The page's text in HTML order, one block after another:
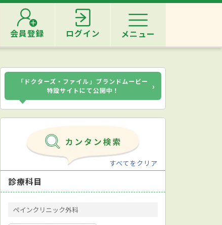
会員登録 ログイン メニュー
「ドクターズ・ファイル」ブランドムービー
特設サイトにて公開中！
›
すべてをクリア
診療科目
ペインクリニック外科